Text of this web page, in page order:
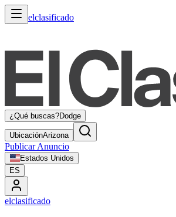
elclasificado
¿Qué buscas?Dodge
UbicaciónArizona
Publicar Anuncio
Estados Unidos
ES
elclasificado